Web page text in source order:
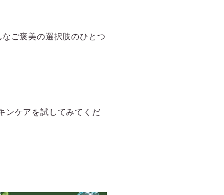
ご褒美の選択肢のひとつ
ンケアを試してみてくだ